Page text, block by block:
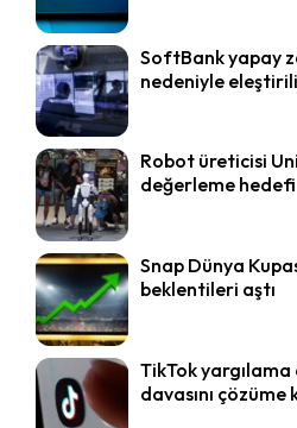
SoftBank yapay
nedeniyle
Robot üreticisi
değerleme hedefi
Snap Dünya
beklentileri aştı
TikTok
davasını